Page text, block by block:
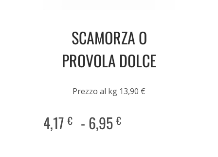
SCAMORZA O
PROVOLA DOLCE
Prezzo al kg 13,90 €
4,17€ - 6,95€